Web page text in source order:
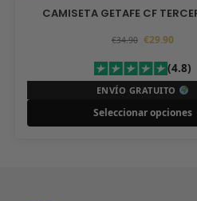
CAMISETA GETAFE CF
€34.90 €29.90
(4.8)
ENVÍO GRATUITO
Seleccionar opciones